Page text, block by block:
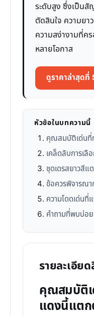
ระดับสูง ซึ่งเป็น
ตัดสินใจ ความย
ความสง่างามที่ค
หลายโอกาส
ดูราคาล่าสุดที่
หัวข้อในบทความนี้
คุณสมบัติเด่นที่
เคล็ดลับการเลื
ชุดเดรสยาวสีแ
ข้อควรพิจารณ
ความโดดเด่นที่
คำถามที่พบบ่อย
รายละเอีย
คุณสมบัติเ
แดงนี้แตก